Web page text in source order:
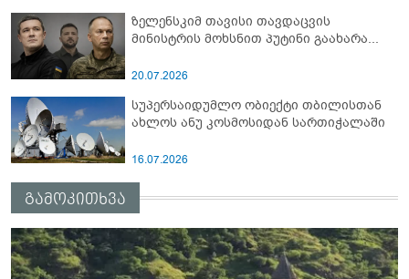
ზელენსკიმ თავისი თავდაცვის
მინისტრის მოხსნით პუტინი გაახარა...
20.07.2026
სუპერსაიდუმლო ობიექტი თბილისთან
ახლოს ანუ კოსმოსიდან სართიჭალაში
16.07.2026
გამოკითხვა